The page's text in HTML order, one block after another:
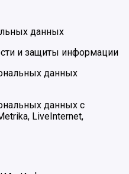
данных
и защиты информации
данных
данных с
LiveInternet,